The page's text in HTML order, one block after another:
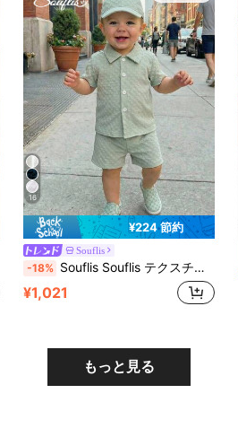
16
¥224 節約
Souflis
-18% Souflis Souflis テクスチャード シャツ&ショーツ ストリートファッション 2ピース セット 幼児 男の子
¥1,021
もっと見る